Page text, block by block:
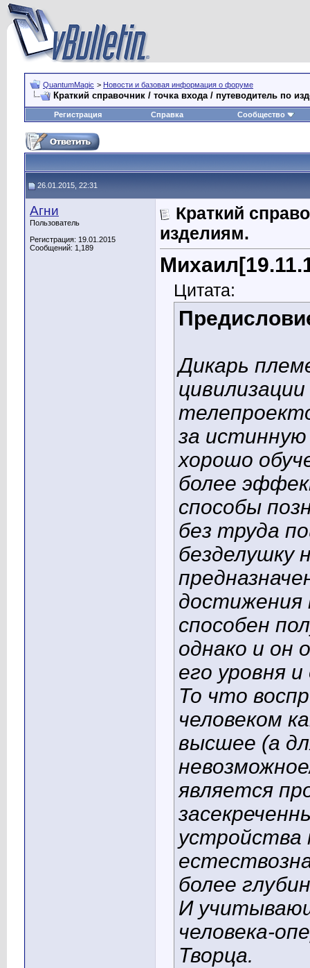
QuantumMagic > Новости и базовая информация о форуме
Краткий справочник / точка входа / путеводитель по
Регистрация Справка Сообщество
26.01.2015, 22:31
Агни
Пользователь
Регистрация: 19.01.2015
Сообщений: 1,189
Краткий
изделиям.
Цитата:
Дикарь
за
хорошо
более
способы
без труда
безделушку
способен
однако и он
его уровня
То что
человеком
высшее (а
является
устройства
более
И
человека-
Творца.